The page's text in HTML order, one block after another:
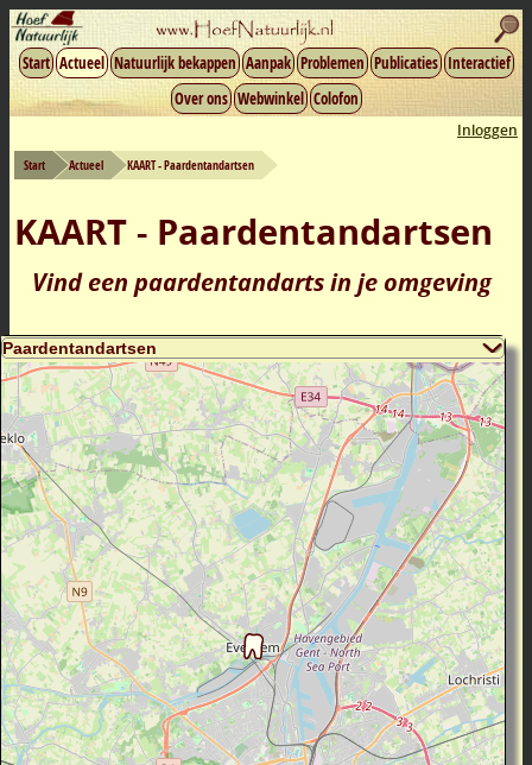
Start Actueel Natuurlijk bekappen Aanpak Problemen Publicaties Interactief
Over ons Webwinkel Colofon
Inloggen
Start Actueel KAART - Paardentandartsen
KAART - Paardentandartsen
Vind een paardentandarts in je omgeving